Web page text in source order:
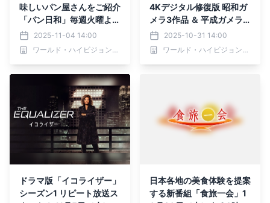
味しいパン屋さんをご紹介
「パン日和」毎週火曜よる
9:55～ BS12 トゥエルビ
で放送
2025-11-04 14:00
ワールド・ハイビジョン・チャンネル株式会社
4Kデジタル修復版 昭和ガ
メラ3作品 ＆ 平成ガメラ3
部作 を一挙放送！ 初回11
月2日（日）よる7時～ BS
12 トゥエルビで無料放送
2025-10-31 14:00
ワールド・ハイビジョン・チャンネル株式会社
ドラマ版「イコライザー」
シーズン1 リピート放送ス
日本各地の美食体験を提案
する新番組「食旅一会」1